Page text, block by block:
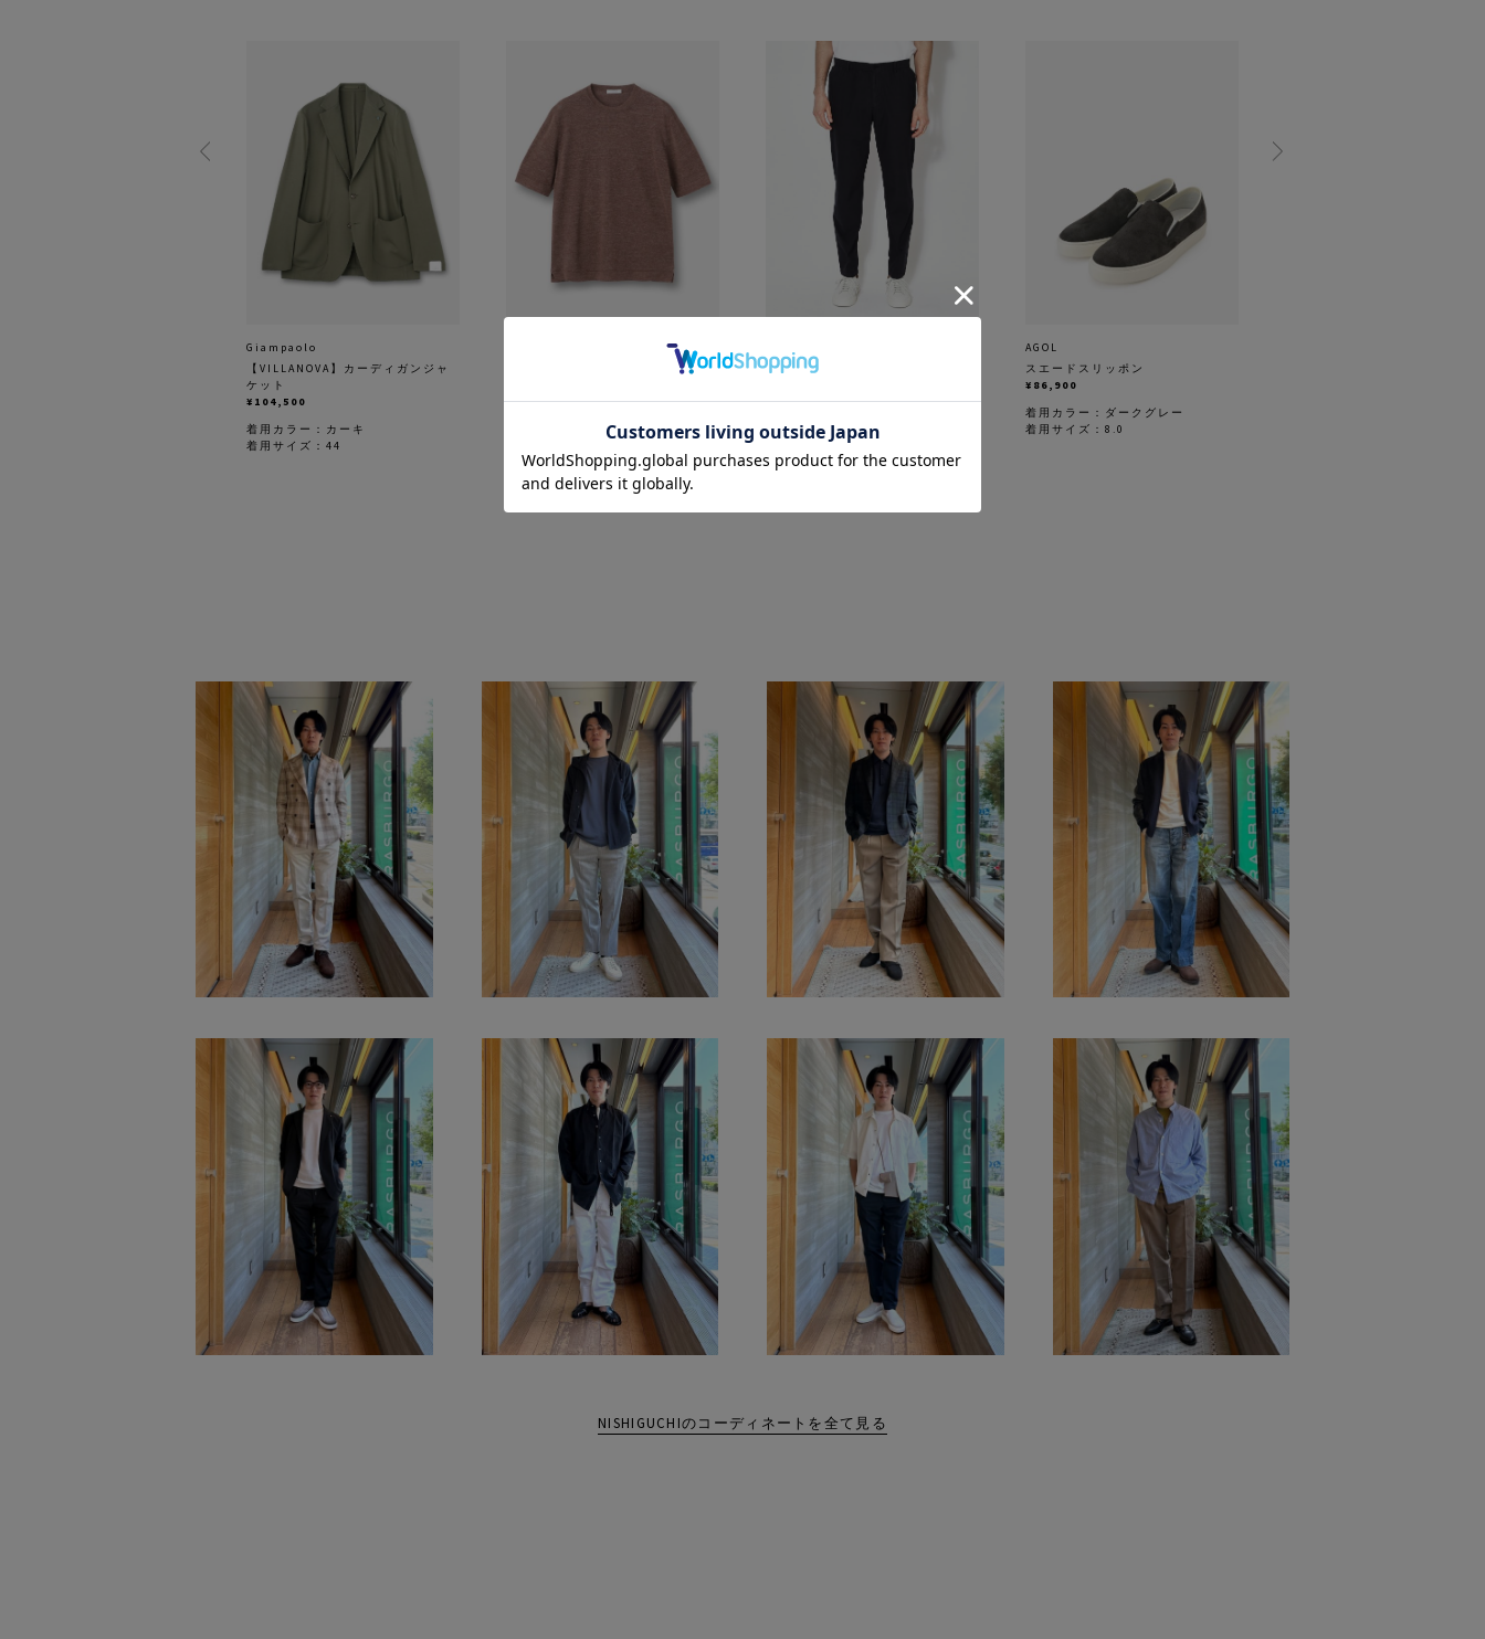
Giampaolo
【VILLANOVA】カーディガンジャ
ケット
¥104,500
着用カラー： カーキ
着用サイズ：44
リネンシルク クルーネックニット
【CIAK】コットンストレッチパン
¥34,320
着用カラー：ネイビー
着用サイズ：46
AGOL
スエードスリッポン
¥86,900
着用カラー： ダークグレー
着用サイズ：8.0
NISHIGUCHIのコーディネートを全て見る